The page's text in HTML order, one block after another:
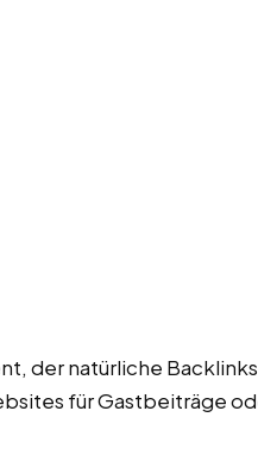
der natürliche
für Gastbeiträge